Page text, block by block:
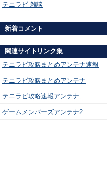
テニラビ 雑談
新着コメント
関連サイトリンク集
テニラビ攻略まとめアンテナ速報
テニラビ攻略まとめアンテナ
テニラビ攻略速報アンテナ
ゲームメンバーズアンテナ2